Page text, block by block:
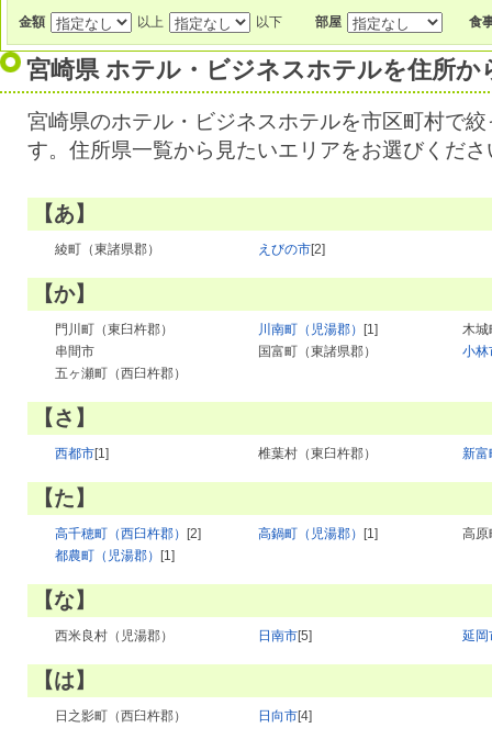
金額 以上 以下 部屋 食
宮崎県 ホテル・ビジネスホテルを住所か
宮崎県のホテル・ビジネスホテルを市区町村で
す。住所県一覧から見たいエリアをお選びくださ
【あ】
綾町（東諸県郡） えびの市[2]
【か】
門川町（東臼杵郡） 川南町（児湯郡） [1]
木城
串間市
国富町（東諸県郡）
小林
五ヶ瀬町（西臼杵郡）
【さ】
西都市[1] 椎葉村（東臼杵郡） 新富
【た】
高千穂町（西臼杵郡） [2] 高鍋町（児湯郡） [1]
高原
都農町（児湯郡）
[1]
【な】
西米良村（児湯郡） 日南市[5] 延岡
【は】
日之影町（西臼杵郡） 日向市[4]